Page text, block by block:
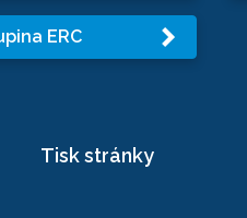
ERC
Tisk stránky